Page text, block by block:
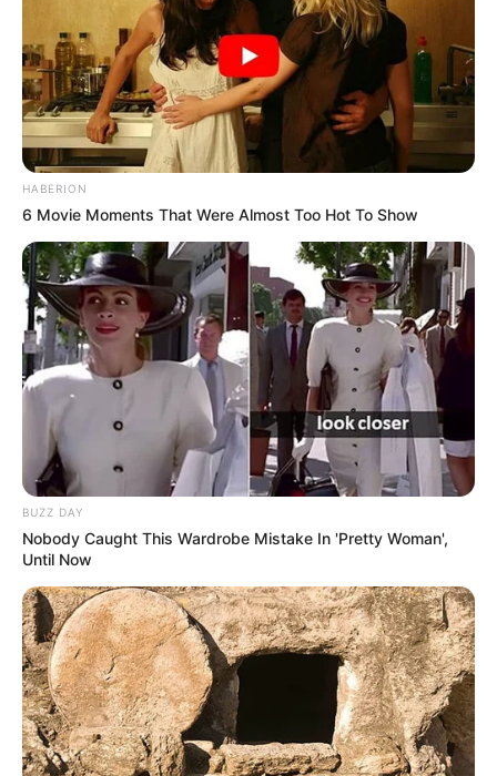
★
★
★
★
Tu puntuación: Útil
HABERION
6 Movie Moments That Were Almost Too Hot To Show
BUZZ DAY
Nobody Caught This Wardrobe Mistake In 'Pretty Woman',
Until Now